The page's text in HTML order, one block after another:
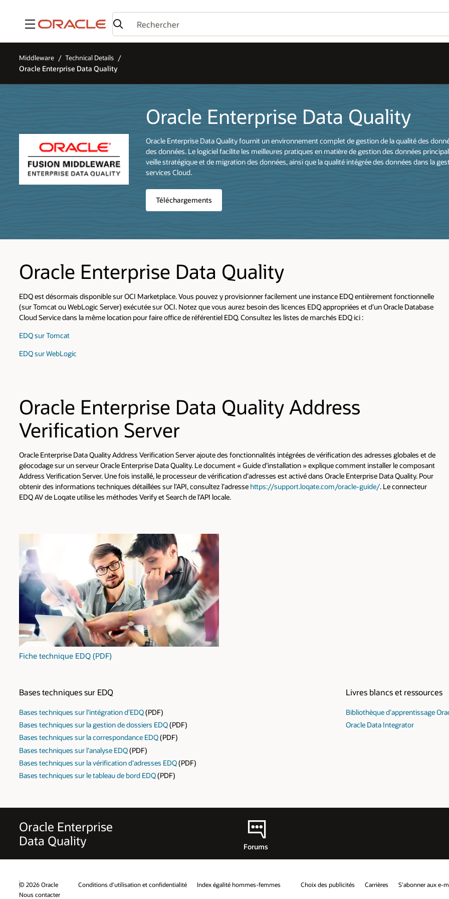
Menu
Middleware Technical Details
Oracle Enterprise Data Quality
Oracle Enterprise Data Quality
Oracle Enterprise Data Quality fournit un environnement complet de gestion de la qualité des
des données. Le logiciel facilite les meilleures pratiques en matière de gestion des données
veille stratégique et de migration des données, ainsi que la qualité intégrée des données dans la
services Cloud.
Téléchargements
Oracle Enterprise Data Quality
EDQ est désormais disponible sur OCI Marketplace. Vous pouvez y provisionner facilement une instance EDQ entièrement fonctionnelle
(sur Tomcat ou WebLogic Server) exécutée sur OCI. Notez que vous aurez besoin des licences EDQ appropriées et d’un Oracle Database
Cloud Service dans la même location pour faire office de référentiel EDQ. Consultez les listes de marchés EDQ ici :
EDQ sur Tomcat
EDQ sur WebLogic
Oracle Enterprise Data Quality Address
Verification Server
Oracle Enterprise Data Quality Address Verification Server ajoute des fonctionnalités intégrées de vérification des adresses globales et de
géocodage sur un serveur Oracle Enterprise Data Quality. Le document « Guide d’installation » explique comment installer le composant
Address Verification Server. Une fois installé, le processeur de vérification d’adresses est activé dans Oracle Enterprise Data Quality. Pour
obtenir des informations techniques détaillées sur l’API, consultez l’adresse https://support.loqate.com/oracle-guide/. Le connecteur
EDQ AV de Loqate utilise les méthodes Verify et Search de l’API locale.
Fiche technique EDQ (PDF)
Bases techniques sur EDQ
Bases techniques sur l’intégration d’EDQ(PDF)
Bases techniques sur la gestion de dossiers EDQ(PDF)
Bases techniques sur la correspondance EDQ(PDF)
Bases techniques sur l’analyse EDQ(PDF)
Bases techniques sur la vérification d’adresses EDQ(PDF)
Bases techniques sur le tableau de bord EDQ(PDF)
Livres blancs et ressources
Bibliothèque d’apprentissage
Oracle Data Integrator
Oracle Enterprise
Data Quality
Forums
© 2026 Oracle Conditions d'utilisation et confidentialité Index égalité hommes-femmes Choix des publicités Carrières S'abonner aux e-
Nous contacter